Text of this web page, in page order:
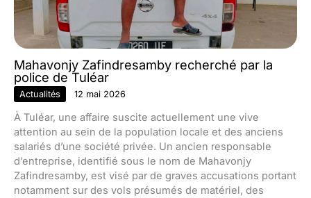
Mahavonjy Zafindresamby recherché par la
police de Tuléar
Actualités 12 mai 2026
À Tuléar, une affaire suscite actuellement une vive
attention au sein de la population locale et des anciens
salariés d’une société privée. Un ancien responsable
d’entreprise, identifié sous le nom de Mahavonjy
Zafindresamby, est visé par de graves accusations portant
notamment sur des vols présumés de matériel, des